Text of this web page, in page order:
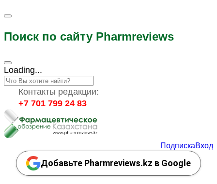
Поиск по сайту Pharmreviews
Loading...
Контакты редакции:
+7 701 799 24 83
ПодпискаВход
Добавьте Pharmreviews.kz в Google